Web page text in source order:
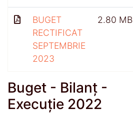
BUGET
RECTIFICAT
SEPTEMBRIE
2023
2.80 MB
Buget - Bilanț -
Execuție 2022